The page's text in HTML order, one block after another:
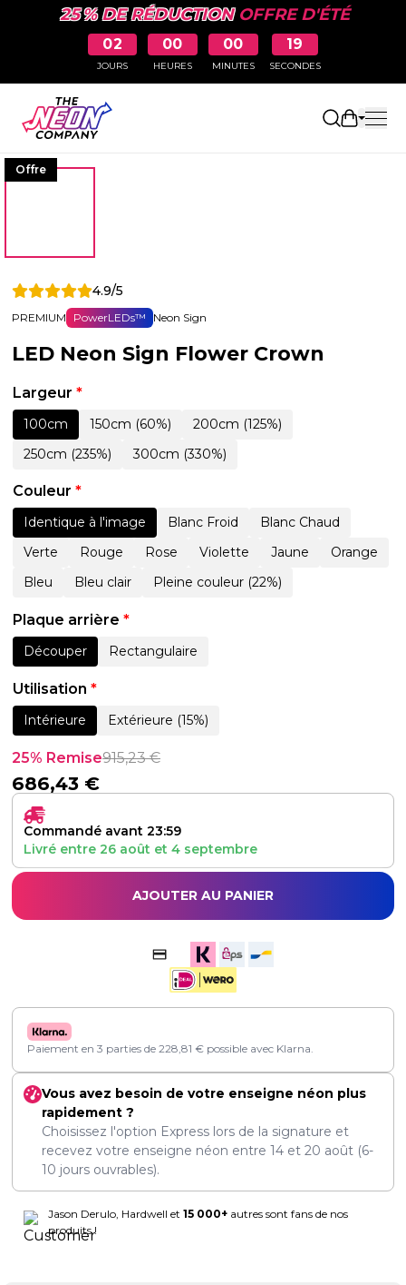
25 % DE RÉDUCTIONOFFRE D'ÉTÉ
02
JOURS
00
HEURES
00
MINUTES
18
SECONDES
Ouvrir
Offre
4.9/5
PREMIUM PowerLEDs™ Neon Sign
LED Neon Sign Flower Crown
Largeur *
100cm 150cm (60%)
200cm (125%)
250cm (235%)
300cm (330%)
Couleur *
Identique à l'image Blanc Froid
Blanc Chaud
Verte
Rouge Rose Violette Jaune
Orange
Bleu
Bleu clair Pleine couleur (22%)
Plaque arrière *
Découper Rectangulaire
Utilisation *
Intérieure Extérieure (15%)
25% Remise915,23€
686,43 €
Commandé avant 23:59
Livré entre 26 août et 4 septembre
AJOUTER AU PANIER
Paiement en 3 parties de 228,81 € possible avec Klarna.
Vous avez besoin de votre enseigne néon plus
rapidement ?
Choisissez l'option Express lors de la signature et
recevez votre enseigne néon entre 14 et 20 août (6-
10 jours ouvrables).
Jason Derulo, Hardwell et 15 000+ autres sont fans de nos
produits !